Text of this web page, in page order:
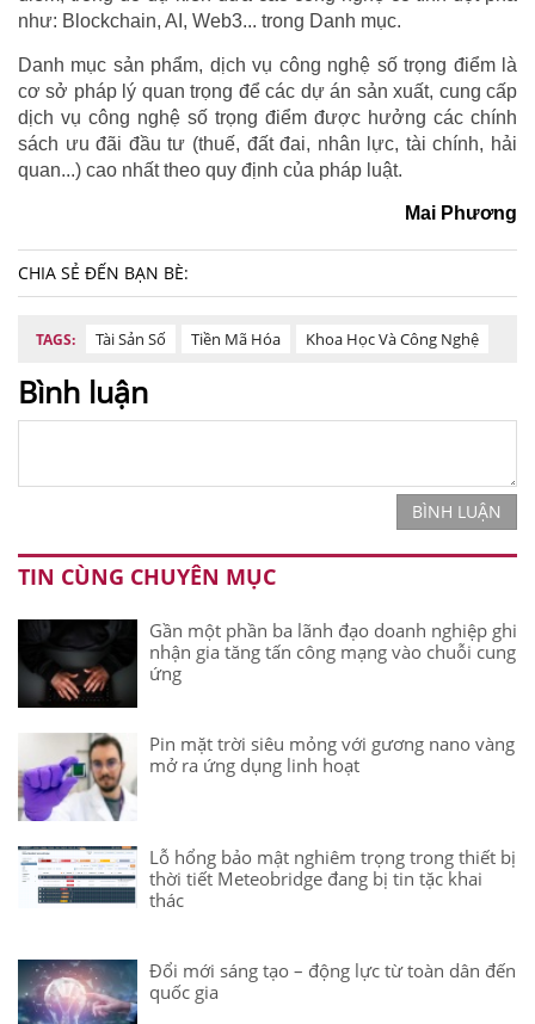
như: Blockchain, AI, Web3... trong Danh mục.
Danh mục sản phẩm, dịch vụ công nghệ số trọng điểm là
cơ sở pháp lý quan trọng để các dự án sản xuất, cung cấp
dịch vụ công nghệ số trọng điểm được hưởng các chính
sách ưu đãi đầu tư (thuế, đất đai, nhân lực, tài chính, hải
quan...) cao nhất theo quy định của pháp luật.
Mai Phương
CHIA SẺ ĐẾN BẠN BÈ:
TAGS: Tài Sản Số Tiền Mã Hóa Khoa Học Và Công Nghệ
Bình luận
BÌNH LUẬN
TIN CÙNG CHUYÊN MỤC
Gần một phần ba lãnh đạo doanh nghiệp ghi
nhận gia tăng tấn công mạng vào chuỗi cung
ứng
Pin mặt trời siêu mỏng với gương nano vàng
mở ra ứng dụng linh hoạt
Lỗ hổng bảo mật nghiêm trọng trong thiết bị
thời tiết Meteobridge đang bị tin tặc khai
thác
Đổi mới sáng tạo – động lực từ toàn dân đến
quốc gia